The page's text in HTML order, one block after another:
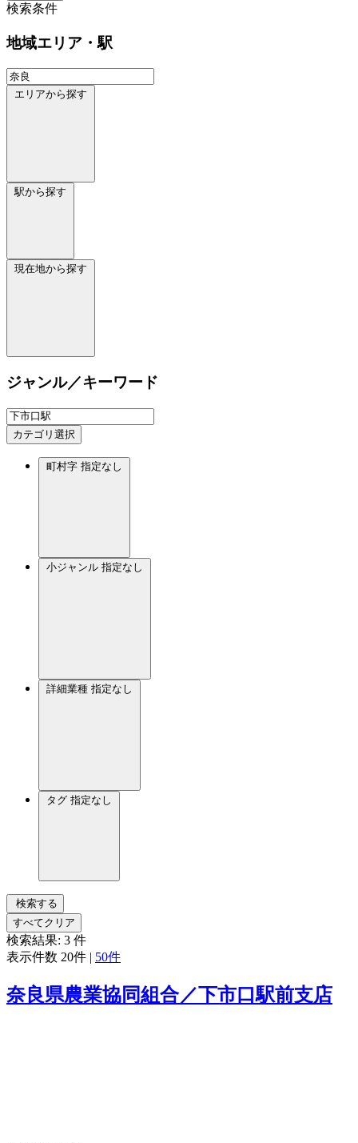
検索条件
地域エリア・駅
エリアから探す
駅から探す
現在地から探す
ジャンル／キーワード
カテゴリ選択
町村字 指定なし
小ジャンル 指定なし
詳細業種 指定なし
タグ 指定なし
検索する
すべてクリア
検索結果: 3 件
表示件数 20件 | 50件
奈良県農業協同組合／下市口駅前支店